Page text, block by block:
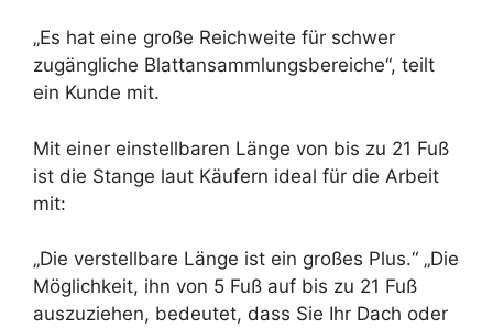
„Es hat eine große Reichweite für schwer
zugängliche Blattansammlungsbereiche“, teilt
ein Kunde mit.
Mit einer einstellbaren Länge von bis zu 21 Fuß
ist die Stange laut Käufern ideal für die Arbeit
mit:
„Die verstellbare Länge ist ein großes Plus.“ „Die
Möglichkeit, ihn von 5 Fuß auf bis zu 21 Fuß
auszuziehen, bedeutet, dass Sie Ihr Dach oder